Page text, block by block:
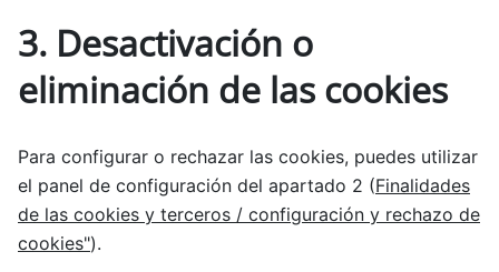
3. Desactivación o
eliminación de las cookies
Para configurar o rechazar las cookies, puedes utilizar
el panel de configuración del apartado 2 (Finalidades
de las cookies y terceros / configuración y rechazo de
cookies").